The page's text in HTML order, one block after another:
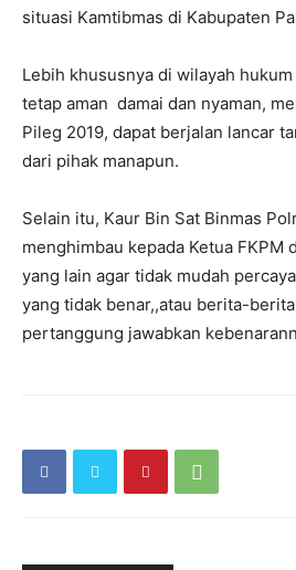
situasi Kamtibmas di Kabupaten
Lebih khususnya di wilayah
tetap aman damai dan nyaman,
Pileg 2019, dapat berjalan lancar
dari pihak manapun.
Selain itu, Kaur Bin Sat Binmas
menghimbau kepada Ketua FKPM
yang lain agar tidak mudah
yang tidak benar,,atau berita-
pertanggung jawabkan